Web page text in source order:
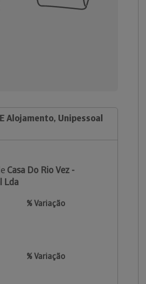
Alojamento, Unipessoal
Casa Do Rio Vez -
Lda
% Variação
% Variação